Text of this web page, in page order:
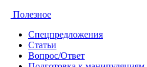
Полезное
Спецпредложения
Статьи
Вопрос/Ответ